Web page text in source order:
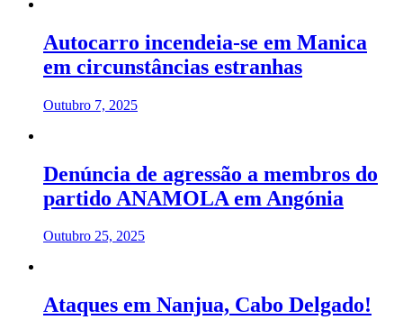
Autocarro incendeia-se em Manica
em circunstâncias estranhas
Outubro 7, 2025
Denúncia de agressão a membros do
partido ANAMOLA em Angónia
Outubro 25, 2025
Ataques em Nanjua, Cabo Delgado!